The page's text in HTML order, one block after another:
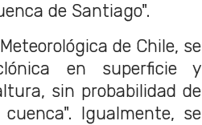
de Santiago".
de Chile, se
en superficie y
sin probabilidad de
Igualmente, se